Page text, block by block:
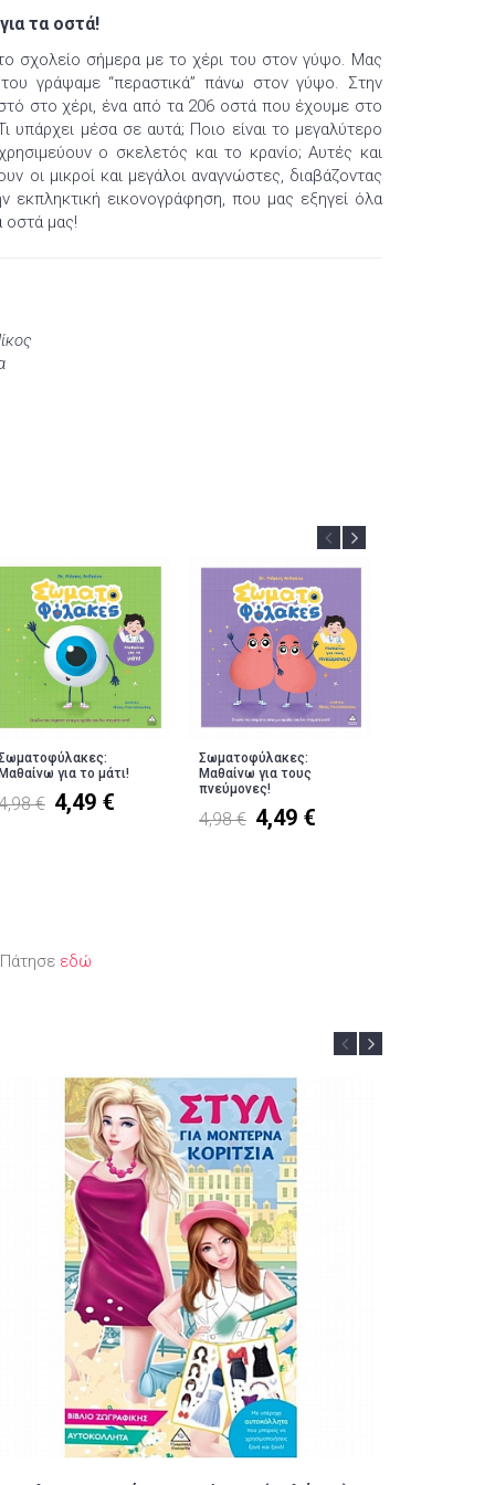
τα οστά!
σχολείο σήμερα με το χέρι του στον γύψο. Μας
γράψαμε “περαστικά” πάνω στον γύψο. Στην
στο χέρι, ένα από τα 206 οστά που έχουμε στο
υπάρχει μέσα σε αυτά; Ποιο είναι το μεγαλύτερο
ο σκελετός και το κρανίο; Αυτές και
οι μικροί και μεγάλοι αναγνώστες, διαβάζοντας
εκπληκτική εικονογράφηση, που μας εξηγεί όλα
οστά μας!
για το μάτι!
€ 4,49 €
Σωματοφύλακες:
Μαθαίνω για τους
πνεύμονες!
4,98 € 4,49 €
εδώ